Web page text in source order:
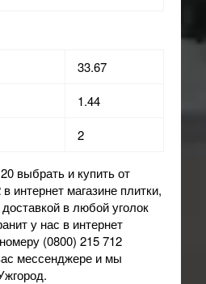
33.67
1.44
2
выбрать и купить от
в интернет магазине плитки,
в любой уголок
у нас в интернет
(0800) 215 712
мессенджере и мы